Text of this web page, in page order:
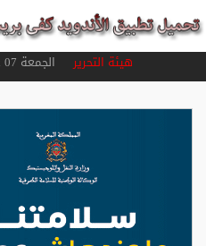
هيئة التحريرالجمعة 07 غشت 2026 العدد : 5491